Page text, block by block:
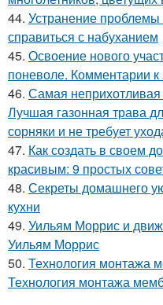
44. Устранение
справиться с набуханием
45. Освоение нового
поневоле. Комментарии к
46. Самая неприхотливая
Лучшая газонная трава
сорняки и не требует
47. Как создать в своем
красивым: 9 простых
48. Секреты домашнего
кухни
49. Уильям Моррис и
Уильям Моррис
50. Технология монтажа
Технология монтажа